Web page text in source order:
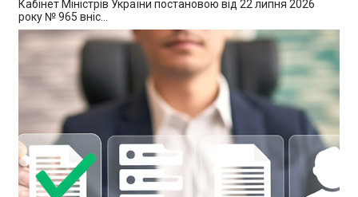
Кабінет Міністрів України постановою від 22 липня 2026
року № 965 вніс…